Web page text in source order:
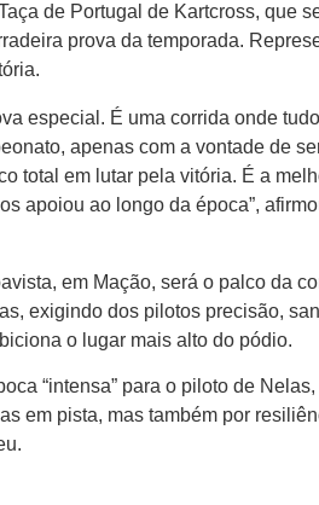
de Portugal de Kartcross, que
prova da temporada.
especial. É uma corrida onde
apenas com a vontade de
total em lutar pela vitória. É a
apoiou ao longo da época”,
em Mação, será o palco da
exigindo dos pilotos precisão,
o lugar mais alto do pódio.
“intensa” para o piloto de
em pista, mas também por